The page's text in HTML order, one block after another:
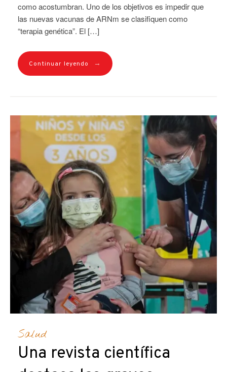
como acostumbran. Uno de los objetivos es impedir que
las nuevas vacunas de ARNm se clasifiquen como
“terapia genética”. El […]
Continuar leyendo →
Salud
Una revista científica